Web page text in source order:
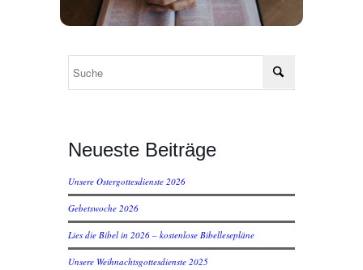
Neueste Beiträge
Unsere Ostergottesdienste 2026
Gebetswoche 2026
Lies die Bibel in 2026 – kostenlose Bibellesepläne
Unsere Weihnachtsgottesdienste 2025